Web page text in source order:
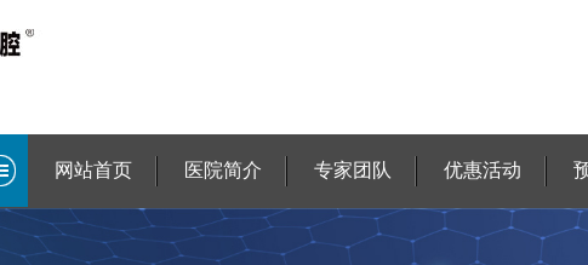
网站首页 医院简介 专家团队 优惠活动